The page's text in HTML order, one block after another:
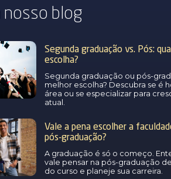
nosso blog
Segunda graduação vs. Pós:
escolha?
Segunda graduação ou pós-
melhor escolha? Descubra se é
área ou se especializar para
atual.
Vale a pena escolher a
pós-graduação?
A graduação é só o começo.
vale pensar na pós-graduação
do curso e planeje sua carreira.